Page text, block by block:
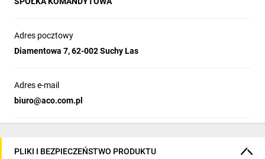
Adres pocztowy
Diamentowa 7, 62-002 Suchy Las
Adres e-mail
biuro@aco.com.pl
PLIKI I BEZPIECZEŃSTWO PRODUKTU